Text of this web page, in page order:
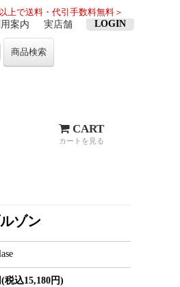
上で送料・代引手数料無料＞
案内 実店舗 LOGIN
商品検索
CART
カートを見る
ゾン
(税込15,180円)